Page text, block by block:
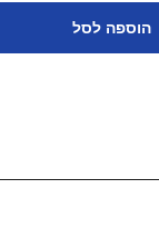
הוספה לסל